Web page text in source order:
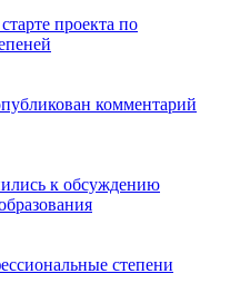
проекта по
комментарий
к обсуждению
степени